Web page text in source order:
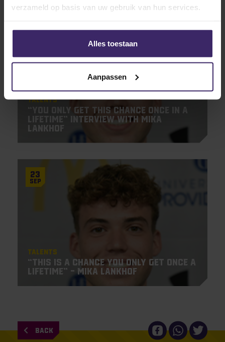
verzameld op basis van uw gebruik van hun services.
Alles toestaan
Aanpassen
23
Talents
“You only get this chance once in a
lifetime” Interview with Mika
Lankhof
23
Sep
Talents
“This is a chance you only get once a
lifetime” – Mika Lankhof
BACK